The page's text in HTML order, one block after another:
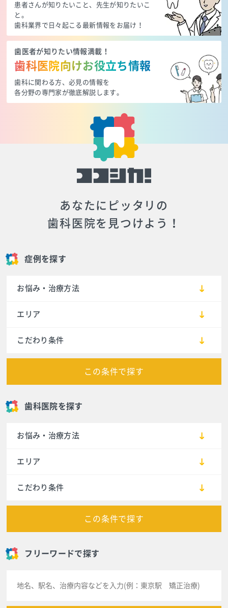
患者さんが知りたいこと、先生が知りたいこ
と。
歯科業界で日々起こる最新情報をお届け！
歯医者が知りたい情報満載！
歯科医院向けお役立ち情報
歯科に関わる方、必見の情報を
各分野の専門家が徹底解説します。
あなたにピッタリの
歯科医院を見つけよう！
症例を探す
お悩み・治療方法
エリア
こだわり条件
この条件で探す
歯科医院を探す
お悩み・治療方法
エリア
こだわり条件
この条件で探す
フリーワードで探す